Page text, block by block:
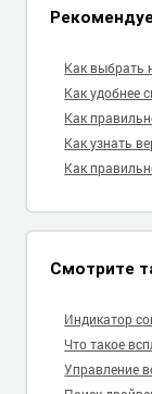
Как выбрать
Как удобнее
Как
Как узнать
Как
Смотрите
Индикатор
Что такое
Управление